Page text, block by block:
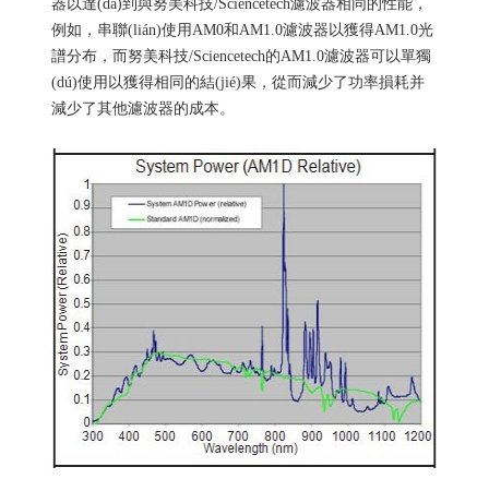
器以達(dá)到與努美科技/Sciencetech濾波器相同的性能，
例如，串聯(lián)使用AM0和AM1.0濾波器以獲得AM1.0光
譜分布，而努美科技/Sciencetech的AM1.0濾波器可以單獨
(dú)使用以獲得相同的結(jié)果，從而減少了功率損耗并
減少了其他濾波器的成本。